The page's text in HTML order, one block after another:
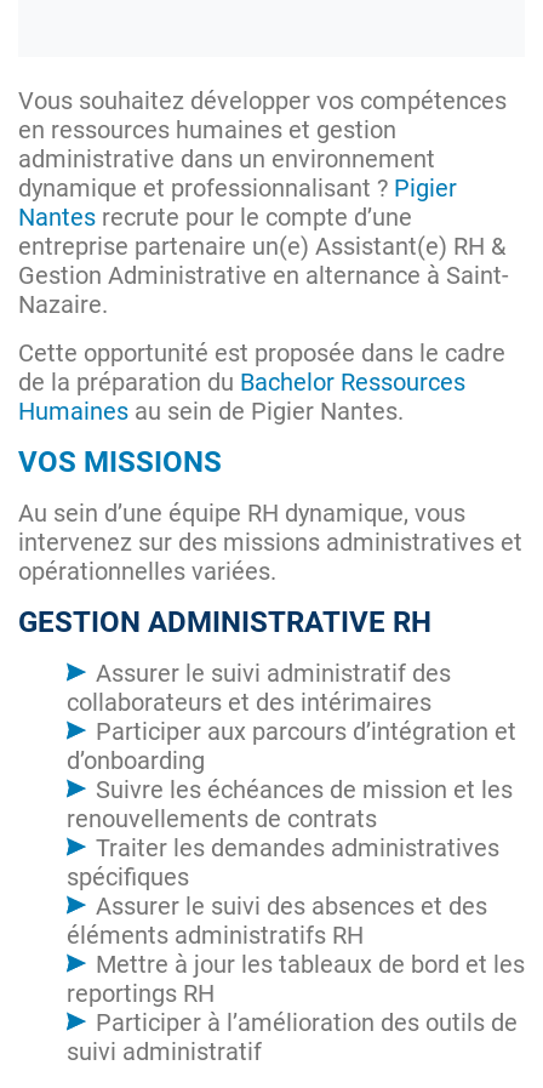
Vous souhaitez développer vos compétences
en ressources humaines et gestion
administrative dans un environnement
dynamique et professionnalisant ? Pigier
Nantes recrute pour le compte d’une
entreprise partenaire un(e) Assistant(e) RH &
Gestion Administrative en alternance à Saint-
Nazaire.
Cette opportunité est proposée dans le cadre
de la préparation du Bachelor Ressources
Humaines au sein de Pigier Nantes.
VOS MISSIONS
Au sein d’une équipe RH dynamique, vous
intervenez sur des missions administratives et
opérationnelles variées.
GESTION ADMINISTRATIVE RH
Assurer le suivi administratif des
collaborateurs et des intérimaires
Participer aux parcours d’intégration et
d’onboarding
Suivre les échéances de mission et les
renouvellements de contrats
Traiter les demandes administratives
spécifiques
Assurer le suivi des absences et des
éléments administratifs RH
Mettre à jour les tableaux de bord et les
reportings RH
Participer à l’amélioration des outils de
suivi administratif